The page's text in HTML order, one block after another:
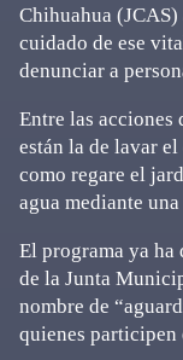
Chihuahua
cuidado de ese
denunciar a
Entre las acciones
están la de lavar
como regare el
agua mediante
El programa ya ha
de la Junta
nombre de
quienes participen